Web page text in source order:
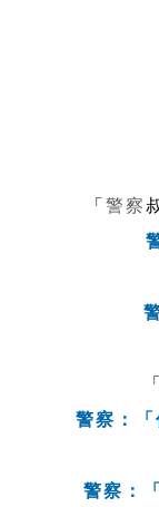
「警察
警察：
警察：